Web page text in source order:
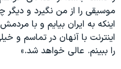
موسیقی را از من نگیرد و دیگر
اینکه به ایران بیایم و با
اینترنت با آنهان در تماسم و
را ببینم. عالی خواهد شد.»